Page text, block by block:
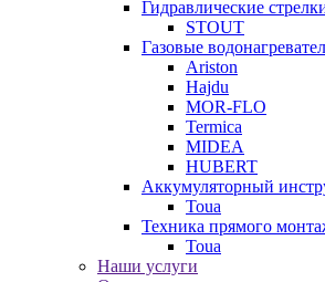
Гидравлические
STOUT
Газовые
Ariston
Hajdu
MOR-FLO
Termica
MIDEA
HUBERT
Аккумуляторный
Toua
Техника прямого
Toua
Наши услуги